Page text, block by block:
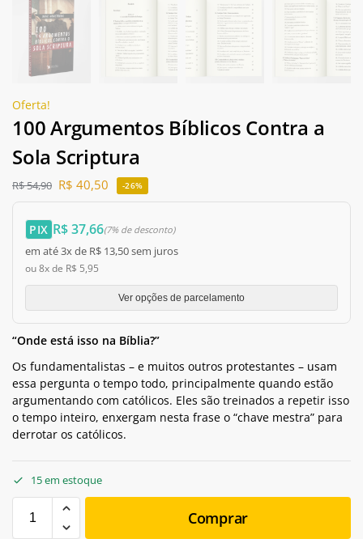
Oferta!
100 Argumentos Bíblicos Contra a
Sola Scriptura
R$54,90 R$ 40,50 -26%
PIX R$ 37,66(7% de desconto)
em até 3x de R$ 13,50 sem juros
ou 8x de R$ 5,95
Ver opções de parcelamento
“Onde está isso na Bíblia?”
Os fundamentalistas – e muitos outros protestantes – usam
essa pergunta o tempo todo, principalmente quando estão
argumentando com católicos. Eles são treinados a repetir isso
o tempo inteiro, enxergam nesta frase o “chave mestra” para
derrotar os católicos.
15 em estoque
Comprar